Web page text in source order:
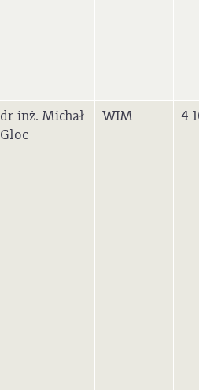
dr inż. Michał
Gloc
WIM 4